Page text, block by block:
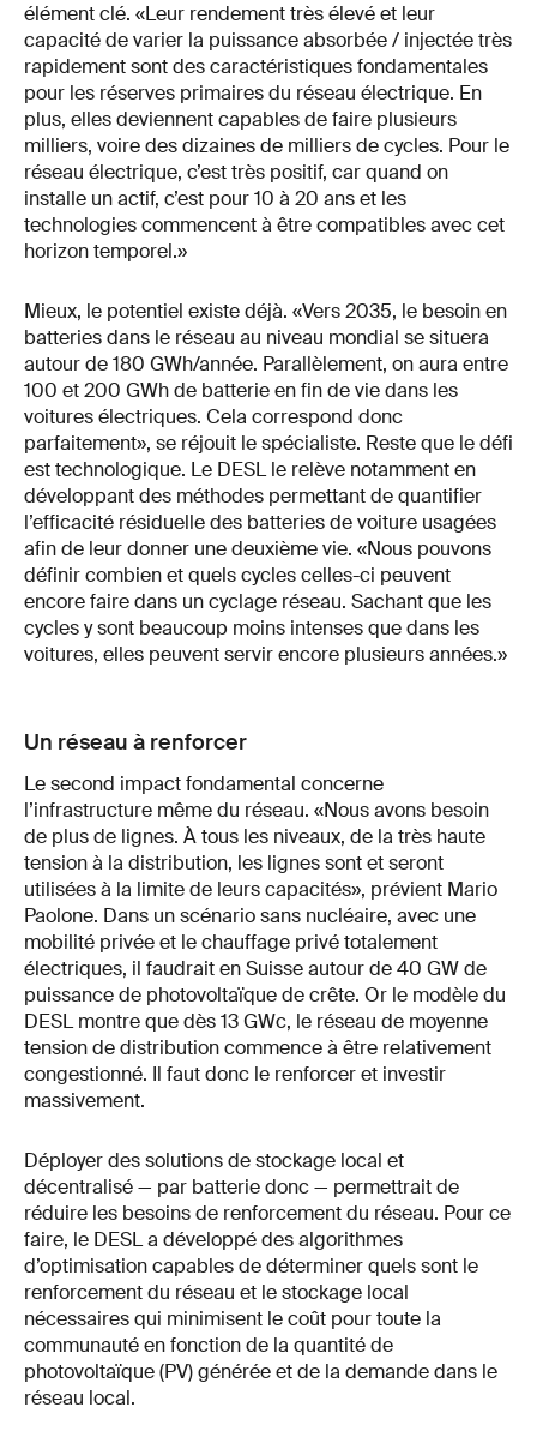
élément clé. «Leur rendement très élevé et leur
capacité de varier la puissance absorbée / injectée très
rapidement sont des caractéristiques fondamentales
pour les réserves primaires du réseau électrique. En
plus, elles deviennent capables de faire plusieurs
milliers, voire des dizaines de milliers de cycles. Pour le
réseau électrique, c’est très positif, car quand on
installe un actif, c’est pour 10 à 20 ans et les
technologies commencent à être compatibles avec cet
horizon temporel.»
Mieux, le potentiel existe déjà. «Vers 2035, le besoin en
batteries dans le réseau au niveau mondial se situera
autour de 180 GWh/année. Parallèlement, on aura entre
100 et 200 GWh de batterie en fin de vie dans les
voitures électriques. Cela correspond donc
parfaitement», se réjouit le spécialiste. Reste que le défi
est technologique. Le DESL le relève notamment en
développant des méthodes permettant de quantifier
l’efficacité résiduelle des batteries de voiture usagées
afin de leur donner une deuxième vie. «Nous pouvons
définir combien et quels cycles celles-ci peuvent
encore faire dans un cyclage réseau. Sachant que les
cycles y sont beaucoup moins intenses que dans les
voitures, elles peuvent servir encore plusieurs années.»
Un réseau à renforcer
Le second impact fondamental concerne
l’infrastructure même du réseau. «Nous avons besoin
de plus de lignes. À tous les niveaux, de la très haute
tension à la distribution, les lignes sont et seront
utilisées à la limite de leurs capacités», prévient Mario
Paolone. Dans un scénario sans nucléaire, avec une
mobilité privée et le chauffage privé totalement
électriques, il faudrait en Suisse autour de 40 GW de
puissance de photovoltaïque de crête. Or le modèle du
DESL montre que dès 13 GWc, le réseau de moyenne
tension de distribution commence à être relativement
congestionné. Il faut donc le renforcer et investir
massivement.
Déployer des solutions de stockage local et
décentralisé — par batterie donc — permettrait de
réduire les besoins de renforcement du réseau. Pour ce
faire, le DESL a développé des algorithmes
d’optimisation capables de déterminer quels sont le
renforcement du réseau et le stockage local
nécessaires qui minimisent le coût pour toute la
communauté en fonction de la quantité de
photovoltaïque (PV) générée et de la demande dans le
réseau local.